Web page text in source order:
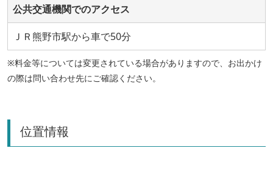
公共交通機関でのアクセス
ＪＲ熊野市駅から車で50分
※料金等については変更されている場合がありますので、お出かけ
の際は問い合わせ先にご確認ください。
位置情報